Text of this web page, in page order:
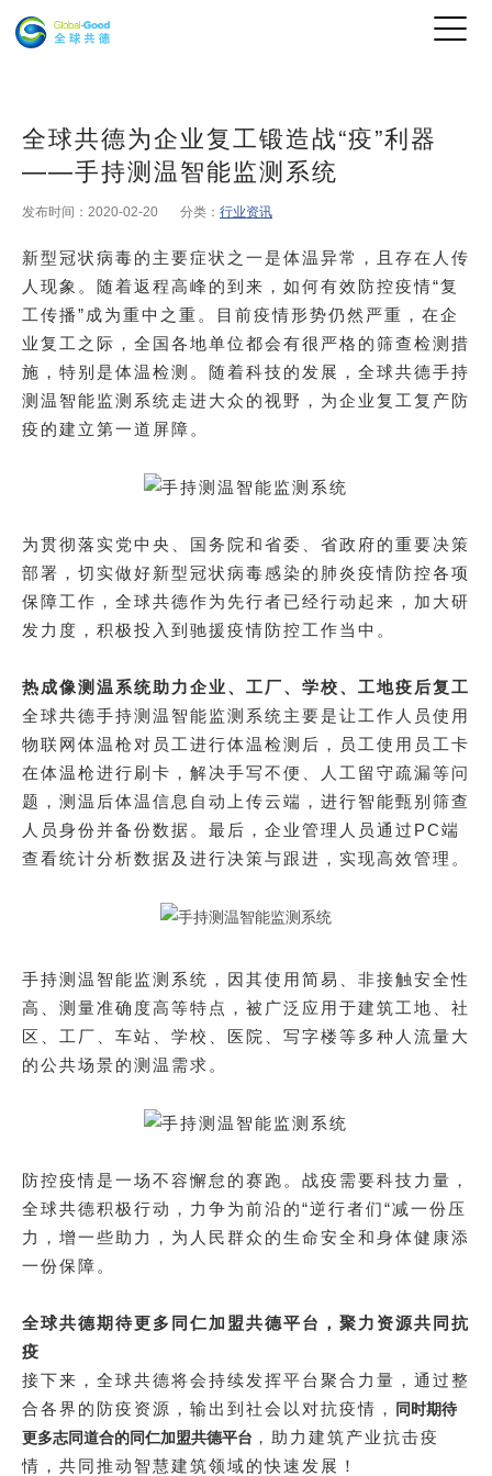
全球共德为企业复工锻造战“疫”利器
——手持测温智能监测系统
发布时间：2020-02-20 分类： 行业资讯
新型冠状病毒的主要症状之一是体温异常，且存在人传
人现象。随着返程高峰的到来，如何有效防控疫情“复
工传播”成为重中之重。目前疫情形势仍然严重，在企
业复工之际，全国各地单位都会有很严格的筛查检测措
施，特别是体温检测。随着科技的发展，全球共德手持
测温智能监测系统走进大众的视野，为企业复工复产防
疫的建立第一道屏障。
为贯彻落实党中央、国务院和省委、省政府的重要决策
部署，切实做好新型冠状病毒感染的肺炎疫情防控各项
保障工作，全球共德作为先行者已经行动起来，加大研
发力度，积极投入到驰援疫情防控工作当中。
热成像测温系统助力企业、工厂、学校、工地疫后复工
全球共德手持测温智能监测系统主要是让工作人员使用
物联网体温枪对员工进行体温检测后，员工使用员工卡
在体温枪进行刷卡，解决手写不便、人工留守疏漏等问
题，测温后体温信息自动上传云端，进行智能甄别筛查
人员身份并备份数据。最后，企业管理人员通过 PC端
查看统计分析数据及进行决策与跟进，实现高效管理。
手持测温智能监测系统 ，因其使用简易、非接触安全性
高、测量准确度高等特点，被广泛应用于建筑工地、社
区、工厂、车站、学校、医院、写字楼等多种人流量大
的公共场景的测温需求。
防控疫情是一场不容懈怠的赛跑。战疫需要科技力量，
全球共德积极行动，力争为前沿的“逆行者们“减一份压
力，增一些助力，为人民群众的生命安全和身体健康添
一份保障。
全球共德期待更多同仁加盟共德平台 ，聚力资源共同抗
疫
接下来，全球共德将会持续发挥平台聚合力量，通过整
合各界的防疫资源，输出到社会以对抗疫情，
同时期待
更多志同道合的同仁加盟共德平台 ，助力建筑产业抗击疫
情，共同推动 智慧建筑领域的快速发展！